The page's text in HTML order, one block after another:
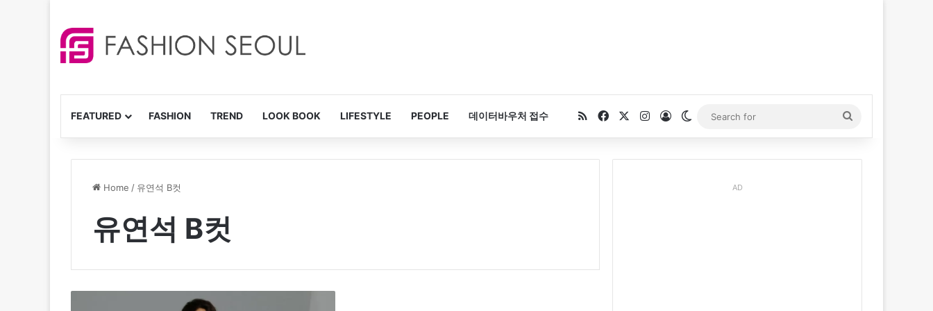
FEATURED FASHION TREND LOOK BOOK LIFESTYLE PEOPLE 데이터바우처 접수 RSS FacebookInstagram
Log InSwitch skin
for
Home / 유연석 B컷
유연석 B컷
AD